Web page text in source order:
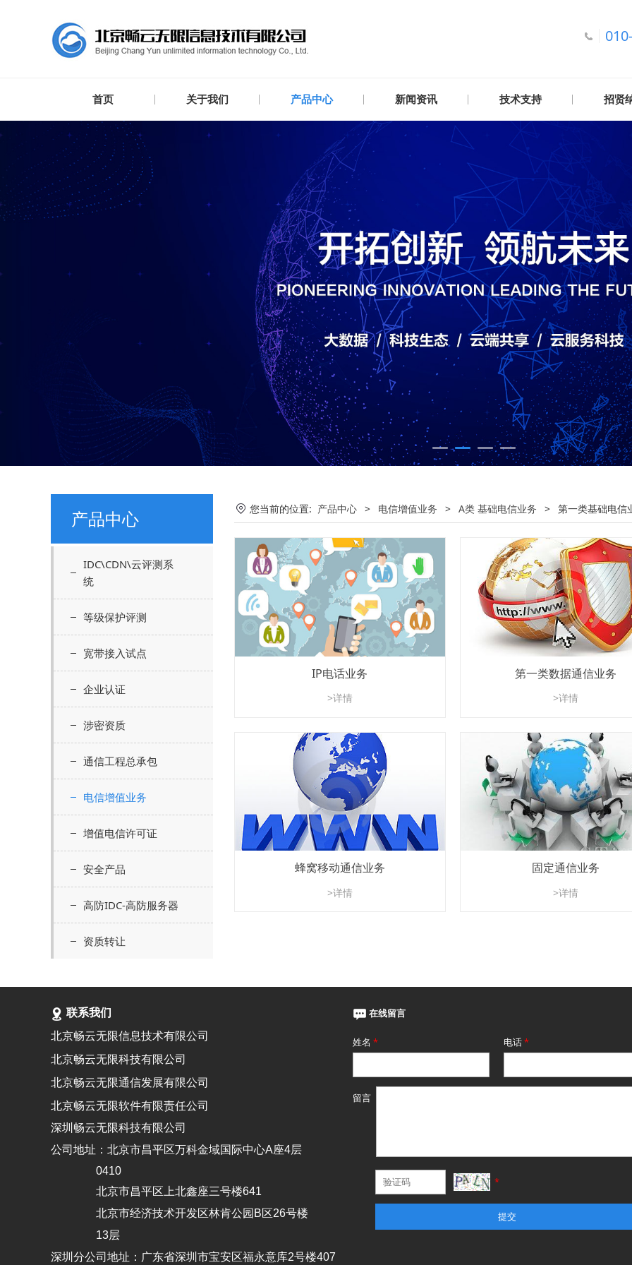
首页 关于我们 产品中心 新闻资讯 技术支持 招贤
产品中心
IDC\CDN\云评测系
统
等级保护评测
宽带接入试点
企业认证
涉密资质
通信工程总承包
电信增值业务
增值电信许可证
安全产品
高防IDC-高防服务器
资质转让
您当前的位置: 产品中心 > 电信增值业务 > A类 基础电信业务 > 第一类基础电信
IP电话业务
>详情
第一类数据通信业务
>详情
蜂窝移动通信业务
>详情
固定通信业务
>详情
联系我们
北京畅云无限信息技术有限公司
北京畅云无限科技有限公司
北京畅云无限通信发展有限公司
北京畅云无限软件有限责任公司
深圳畅云无限科技有限公司
公司地址：北京市昌平区万科金域国际中心A座4层
0410
北京市昌平区上北鑫座三号楼641
北京市经济技术开发区林肯公园B区26号楼
13层
深圳分公司地址：广东省深圳市宝安区福永意库2号楼407
在线留言
姓名 * 电话*
留言
*
提交